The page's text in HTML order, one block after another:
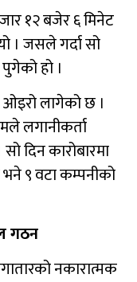
१२ बजेर ६ मिनेट
। जसले गर्दा सो
हो ।
ओइरो लागेको छ ।
लगानीकर्ता
दिन कारोबारमा
९ वटा कम्पनीको
गठन
नकारात्मक